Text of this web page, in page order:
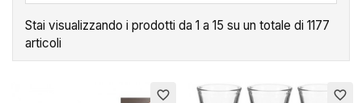
Stai visualizzando i prodotti da 1 a 15 su un totale di 1177
articoli
favorite_border favorite_border